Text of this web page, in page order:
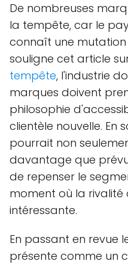
De nombreuses
la tempête, car le
connaît une
souligne cet article
tempête, l'industrie
marques doivent
philosophie
clientèle nouvelle. En
pourrait non
davantage que
de repenser le
moment où la rivalité
intéressante.
En passant en revue
présente comme un